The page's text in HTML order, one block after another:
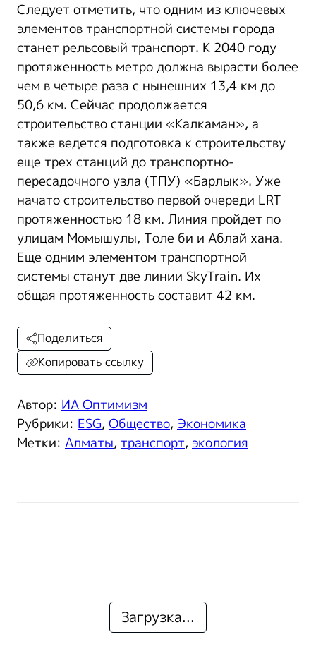
Следует отметить, что одним из ключевых
элементов транспортной системы города
станет рельсовый транспорт. К 2040 году
протяженность метро должна вырасти более
чем в четыре раза с нынешних 13,4 км до
50,6 км. Сейчас продолжается
строительство станции «Калкаман», а
также ведется подготовка к строительству
еще трех станций до транспортно-
пересадочного узла (ТПУ) «Барлык». Уже
начато строительство первой очереди LRT
протяженностью 18 км. Линия пройдет по
улицам Момышулы, Толе би и Аблай хана.
Еще одним элементом транспортной
системы станут две линии SkyTrain. Их
общая протяженность составит 42 км.
Автор: ИА Оптимизм
Рубрики: ESG, Общество, Экономика
Метки: Алматы, транспорт, экология
Поделиться
Копировать ссылку
Загрузка...